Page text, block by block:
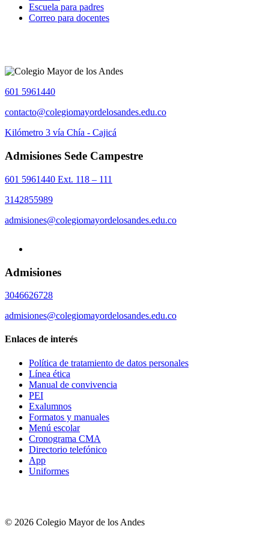
Escuela para padres
Correo para docentes
601 5961440
contacto@colegiomayordelosandes.edu.co
Kilómetro 3 vía Chía - Cajicá
Admisiones Sede Campestre
601 5961440 Ext. 118 – 111
3142855989
admisiones@colegiomayordelosandes.edu.co
Admisiones
3046626728
admisiones@colegiomayordelosandes.edu.co
Enlaces de interés
Política de tratamiento de datos personales
Línea ética
Manual de convivencia
PEI
Exalumnos
Formatos y manuales
Menú escolar
Cronograma CMA
Directorio telefónico
App
Uniformes
© 2026 Colegio Mayor de los Andes